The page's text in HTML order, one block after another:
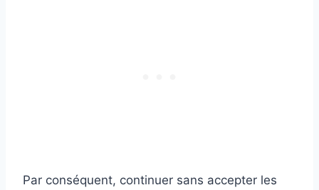
Par conséquent, continuer sans accepter les